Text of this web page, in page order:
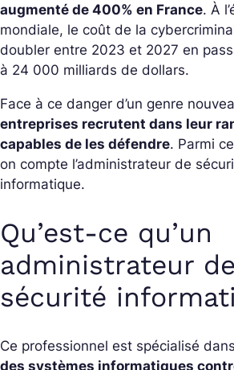
augmenté de 400% en France. À
mondiale, le coût de la
doubler entre 2023 et 2027 en
à 24 000 milliards de dollars.
Face à ce danger d’un genre
entreprises recrutent dans leur
capables de les défendre. Parmi
on compte l’administrateur de
informatique.
Qu’est-ce qu’un
administrateur de
sécurité
Ce professionnel est spécialisé
des systèmes informatiques